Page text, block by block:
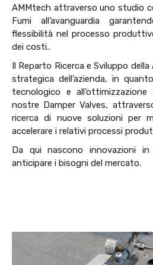
AMMtech attraverso uno studio
Fumi all’avanguardia
flessibilità nel processo
dei costi..
Il Reparto Ricerca e Sviluppo
strategica dell’azienda, in
tecnologico e
nostre Damper Valves,
ricerca di nuove soluzioni per
accelerare i relativi processi
Da qui nascono innovazioni
anticipare i bisogni del mercato.